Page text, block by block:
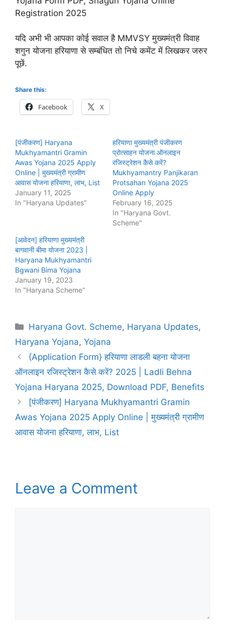
Registration 2025
यदि अभी भी आपका कोई सवाल है MMVSY मुख्यमंत्री विवाह
शगुन योजना हरियाणा से सम्बंधित तो निचे कमेंट में लिखकर जरुर
पूछें.
Share this:
Facebook X
[पंजीकरण] Haryana
Mukhyamantri Gramin
Awas Yojana 2025 Apply
Online | मुख्यमंत्री ग्रामीण
आवास योजना हरियाणा, लाभ, List
January 11, 2025
In "Haryana Updates"
हरियाणा मुख्यमंत्री पंजीकरण
प्रोत्साहन योजना ऑनलाइन
रजिस्ट्रेशन कैसे करें?
Mukhyamantry Panjikaran
Protsahan Yojana 2025
Online Apply
February 16, 2025
In "Haryana Govt.
Scheme"
[आवेदन] हरियाणा मुख्यमंत्री
बागवानी बीमा योजना 2023 |
Haryana Mukhyamantri
Bgwani Bima Yojana
January 19, 2023
In "Haryana Scheme"
Categories
Haryana Govt. Scheme, Haryana Updates,
Haryana Yojana, Yojana
{Application Form} हरियाणा लाडली बहना योजना
ऑनलाइन रजिस्ट्रेशन कैसे करें? 2025 | Ladli Behna
Yojana Haryana 2025, Download PDF, Benefits
[पंजीकरण] Haryana Mukhyamantri Gramin
Awas Yojana 2025 Apply Online | मुख्यमंत्री ग्रामीण
आवास योजना हरियाणा, लाभ, List
Leave a Comment